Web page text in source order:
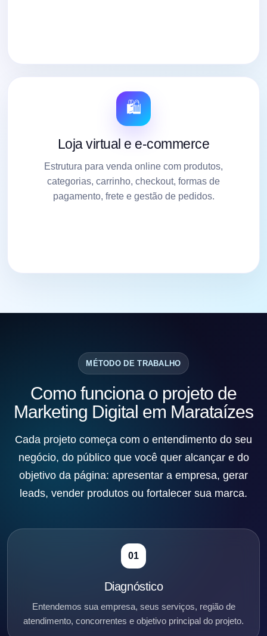
🛍️
Loja virtual e e-commerce
Estrutura para venda online com produtos,
categorias, carrinho, checkout, formas de
pagamento, frete e gestão de pedidos.
MÉTODO DE TRABALHO
Como funciona o projeto de
Marketing Digital em Marataízes
Cada projeto começa com o entendimento do seu
negócio, do público que você quer alcançar e do
objetivo da página: apresentar a empresa, gerar
leads, vender produtos ou fortalecer sua marca.
01
Diagnóstico
Entendemos sua empresa, seus serviços, região de
atendimento, concorrentes e objetivo principal do projeto.